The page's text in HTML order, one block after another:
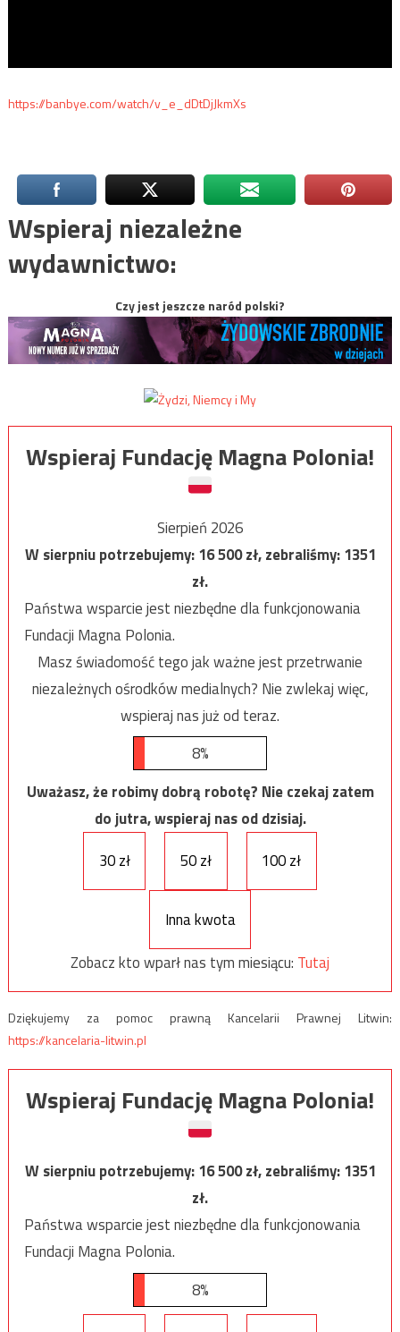
https://banbye.com/watch/v_e_dDtDjJkmXs
Wspieraj niezależne
wydawnictwo:
Czy jest jeszcze naród polski?
Wspieraj Fundację Magna Polonia!
Sierpień 2026
W sierpniu potrzebujemy:16 500zł, zebraliśmy:1351
zł.
Państwa wsparcie jest niezbędne dla funkcjonowania
Fundacji Magna Polonia.
Masz świadomość tego jak ważne jest przetrwanie
niezależnych ośrodków medialnych? Nie zwlekaj więc,
wspieraj nas już od teraz.
8%
Uważasz, że robimy dobrą robotę? Nie czekaj zatem
do jutra, wspieraj nas od dzisiaj.
30 zł
50 zł 100 zł
Inna kwota
Zobacz kto wparł nas tym miesiącu: Tutaj
Dziękujemy za pomoc prawną Kancelarii Prawnej Litwin:
https://kancelaria-litwin.pl
Wspieraj Fundację Magna Polonia!
W sierpniu potrzebujemy:16 500zł, zebraliśmy:1351
zł.
Państwa wsparcie jest niezbędne dla funkcjonowania
Fundacji Magna Polonia.
8%